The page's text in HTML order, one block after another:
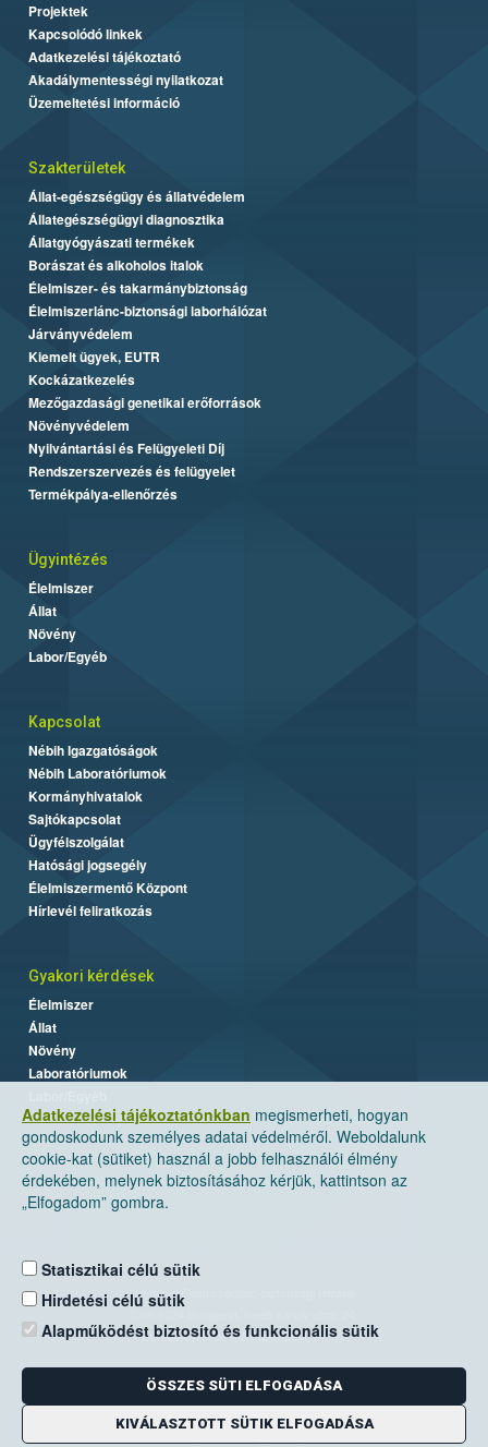
Adatkezelési tájékoztatónkban megismerheti, hogyan
gondoskodunk személyes adatai védelméről. Weboldalunk
cookie-kat (sütiket) használ a jobb felhasználói élmény
érdekében, melynek biztosításához kérjük, kattintson az
„Elfogadom” gombra.
Statisztikai célú sütik
Hirdetési célú sütik
Alapműködést biztosító és funkcionális sütik
ÖSSZES SÜTI ELFOGADÁSA
KIVÁLASZTOTT SÜTIK ELFOGADÁSA
Projektek
Kapcsolódó linkek
Adatkezelési tájékoztató
Akadálymentességi nyilatkozat
Üzemeltetési információ
Szakterületek
Állat-egészségügy és állatvédelem
Állategészségügyi diagnosztika
Állatgyógyászati termékek
Borászat és alkoholos italok
Élelmiszer- és takarmánybiztonság
Élelmiszerlánc-biztonsági laborhálózat
Járványvédelem
Kiemelt ügyek, EUTR
Kockázatkezelés
Mezőgazdasági genetikai erőforrások
Növényvédelem
Nyilvántartási és Felügyeleti Díj
Rendszerszervezés és felügyelet
Termékpálya-ellenőrzés
Ügyintézés
Élelmiszer
Állat
Növény
Labor/Egyéb
Kapcsolat
Nébih Igazgatóságok
Nébih Laboratóriumok
Kormányhivatalok
Sajtókapcsolat
Ügyfélszolgálat
Hatósági jogsegély
Élelmiszermentő Központ
Hírlevél feliratkozás
Gyakori kérdések
Élelmiszer
Állat
Növény
Laboratóriumok
Nemzeti Élelmiszerlánc-biztonsági Hivatal
Levelezési cím: 1525 Budapest. Pf. 30.
E-mail:ugyfelszolgalat@nebih.gov.hu
Zöld szám: 06-80/263-244
Telefon: 06-1/ 336-9000